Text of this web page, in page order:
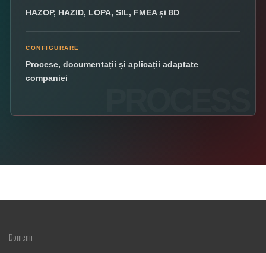
HAZOP, HAZID, LOPA, SIL, FMEA și 8D
CONFIGURARE
Procese, documentații și aplicații adaptate
companiei
Domenii